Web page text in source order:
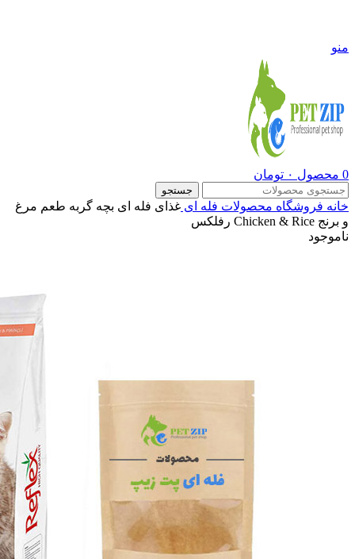
منو
0 محصول ۰ تومان
جستجو
خانه فروشگاه محصولات فله ای غذای فله ای بچه گربه طعم مرغ
و برنج Chicken & Rice رفلکس
ناموجود